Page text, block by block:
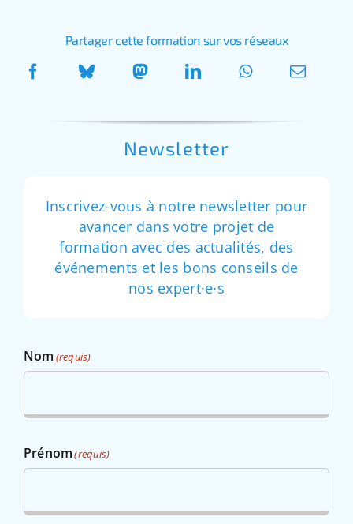
Partager cette formation sur vos réseaux
Newsletter
Inscrivez-vous à notre newsletter pour
avancer dans votre projet de
formation avec des actualités, des
événements et les bons conseils de
nos expert·e·s
Nom (requis)
Prénom(requis)